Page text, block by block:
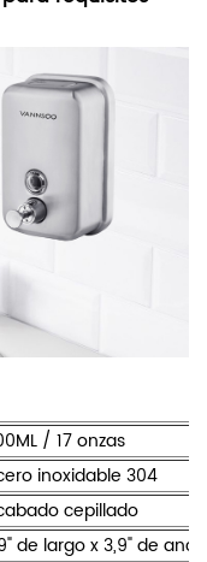
/ 17 onzas
inoxidable 304
cepillado
de largo x 3,9" de